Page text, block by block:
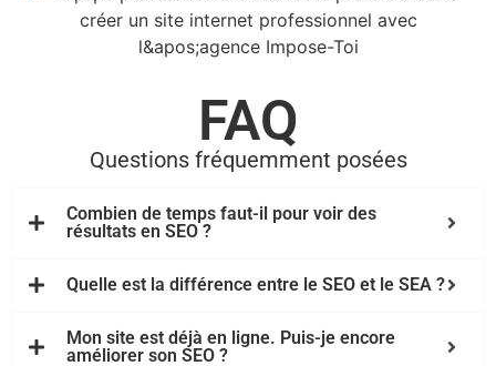
FAQ
Questions fréquemment posées
Combien de temps faut-il pour voir des
résultats en SEO ?
Quelle est la différence entre le SEO et le SEA ?
Mon site est déjà en ligne. Puis-je encore
améliorer son SEO ?